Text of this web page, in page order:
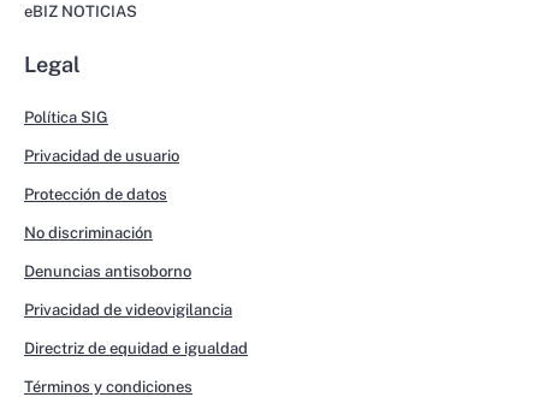
eBIZ NOTICIAS
Legal
Política SIG
Privacidad de usuario
Protección de datos
No discriminación
Denuncias antisoborno
Privacidad de videovigilancia
Directriz de equidad e igualdad
Términos y condiciones